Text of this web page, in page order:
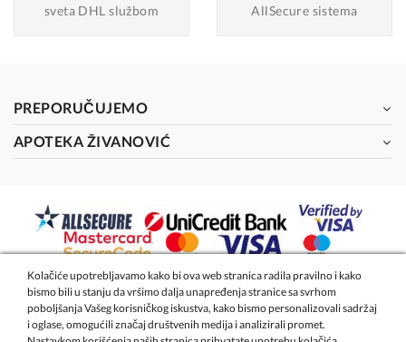
sveta DHL službom
AllSecure sistema
PREPORUČUJEMO
APOTEKA ŽIVANOVIĆ
2026 - Apoteka Magistra Živanović
Kolačiće upotrebljavamo kako bi ova web stranica radila pravilno i kako
bismo bili u stanju da vršimo dalja unapređenja stranice sa svrhom
poboljšanja Vašeg korisničkog iskustva, kako bismo personalizovali sadržaj
i oglase, omogućili značaj društvenih medija i analizirali promet.